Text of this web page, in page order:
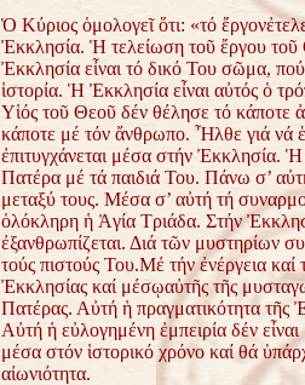
Ὁ Κύριος ὁμολογεῖ ὅτι: «τό
Ἐκκλησία. Ἡ τελείωση τοῦ ἔργου
Ἐκκλησία εἶναι τό δικό Του σῶμα,
ἱστορία. Ἡ Ἐκκλησία εἶναι αὐτός ὁ
Υἱός τοῦ Θεοῦ δέν θέλησε τό κάποτε
κάποτε μέ τόν ἄνθρωπο. Ἦλθε γιά νά
ἐπιτυγχάνεται μέσα στήν Ἐκκλησία.
Πατέρα μέ τά παιδιά Του. Πάνω σ’
μεταξύ τους. Μέσα σ’ αὐτή τή
ὁλόκληρη ἡ Ἁγία Τριάδα. Στήν
ἐξανθρωπίζεται. Διά τῶν μυστηρίων
τούς πιστούς Του.Μέ τήν ἐνέργεια
Ἐκκλησίας καί μέσῳαὐτῆς τῆς
Πατέρας. Αὐτή ἡ πραγματικότητα τῆς
Αὐτή ἡ εὐλογημένη ἐμπειρία δέν
μέσα στόν ἱστορικό χρόνο καί θά
αἰωνιότητα.